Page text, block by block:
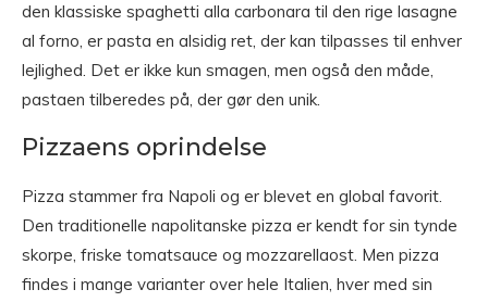
den klassiske spaghetti alla carbonara til den rige lasagne
al forno, er pasta en alsidig ret, der kan tilpasses til enhver
lejlighed. Det er ikke kun smagen, men også den måde,
pastaen tilberedes på, der gør den unik.
Pizzaens oprindelse
Pizza stammer fra Napoli og er blevet en global favorit.
Den traditionelle napolitanske pizza er kendt for sin tynde
skorpe, friske tomatsauce og mozzarellaost. Men pizza
findes i mange varianter over hele Italien, hver med sin